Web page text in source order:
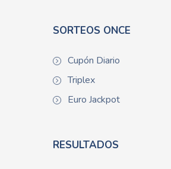
SORTEOS ONCE
Cupón Diario
Triplex
Euro Jackpot
RESULTADOS